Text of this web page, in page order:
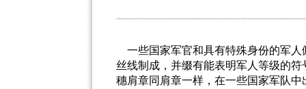
一些国家军官和具有特殊身份的军人
丝线制成，并缀有能表明军人等级的
穗肩章同肩章一样，在一些国家军队中